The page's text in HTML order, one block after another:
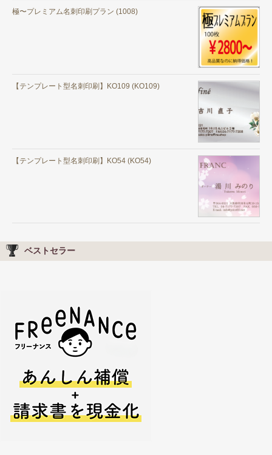
極〜プレミアム名刺印刷プラン (1008)
【テンプレート型名刺印刷】KO109 (KO109)
【テンプレート型名刺印刷】KO54 (KO54)
ベストセラー